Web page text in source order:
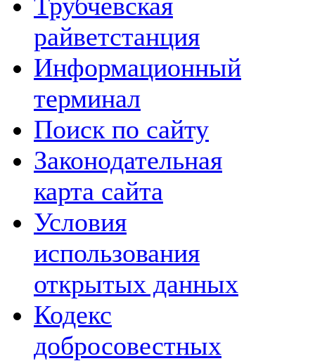
райветстанция
Информационный
терминал
Поиск по сайту
Законодательная
карта сайта
Условия
использования
открытых данных
Кодекс
добросовестных